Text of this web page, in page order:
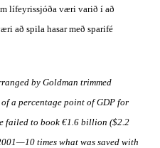
lífeyrissjóða væri varið í að
að spila hasar með sparifé
by Goldman trimmed
a percentage point of GDP for
failed to book €1.6 billion ($2.2
times what was saved with